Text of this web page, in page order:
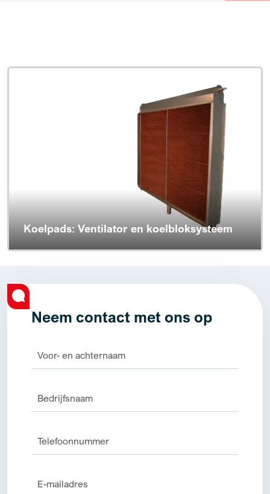
Koelpads: Ventilator en koelbloksysteem
Neem contact met ons op